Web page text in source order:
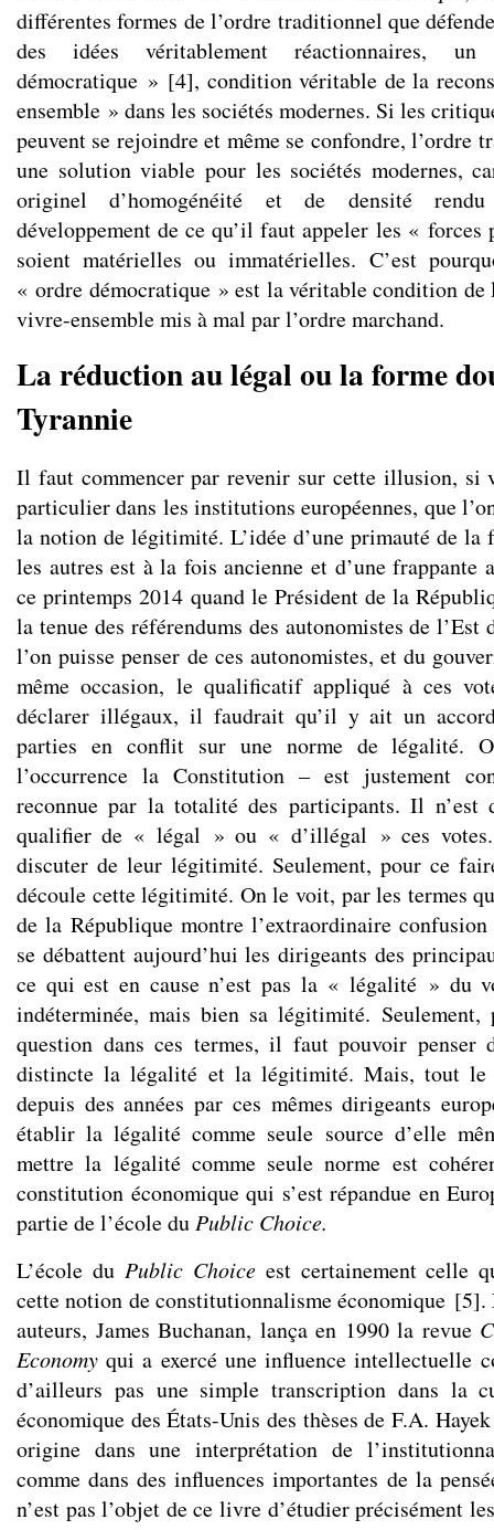
différentes formes de l’ordre traditionnel que
des idées véritablement réactionnaires,
démocratique » [4], condition véritable de la
ensemble » dans les sociétés modernes. Si les
peuvent se rejoindre et même se confondre, l’ordre
une solution viable pour les sociétés modernes,
originel d’homogénéité et de densité
développement de ce qu’il faut appeler les « forces
soient matérielles ou immatérielles. C’est
« ordre démocratique » est la véritable condition de
vivre-ensemble mis à mal par l’ordre marchand.
La réduction au légal ou la forme
Tyrannie
Il faut commencer par revenir sur cette illusion, si
particulier dans les institutions européennes, que
la notion de légitimité. L’idée d’une primauté de la
les autres est à la fois ancienne et d’une
ce printemps 2014 quand le Président de la
la tenue des référendums des autonomistes de
l’on puisse penser de ces autonomistes, et du
même occasion, le qualificatif appliqué à ces
déclarer illégaux, il faudrait qu’il y ait un
parties en conflit sur une norme de légalité.
l’occurrence la Constitution – est justement
reconnue par la totalité des participants. Il n’est
qualifier de « légal » ou « d’illégal » ces
discuter de leur légitimité. Seulement, pour ce
découle cette légitimité. On le voit, par les termes
de la République montre l’extraordinaire
se débattent aujourd’hui les dirigeants des
ce qui est en cause n’est pas la « légalité » du
indéterminée, mais bien sa légitimité.
question dans ces termes, il faut pouvoir penser
distincte la légalité et la légitimité. Mais, tout le
depuis des années par ces mêmes dirigeants
établir la légalité comme seule source d’elle
mettre la légalité comme seule norme est
constitution économique qui s’est répandue en
partie de l’école du Public Choice.
L’école du Public Choice est certainement celle
cette notion de constitutionnalisme économique [5].
auteurs, James Buchanan, lança en 1990 la revue
Economy qui a exercé une influence intellectuelle
d’ailleurs pas une simple transcription dans la
économique des États-Unis des thèses de F.A.
origine dans une interprétation de
comme dans des influences importantes de la
n’est pas l’objet de ce livre d’étudier précisément